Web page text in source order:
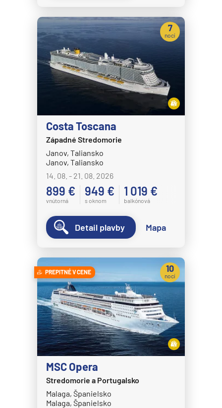
Costa Toscana
Západné Stredomorie
Janov, Taliansko
Janov, Taliansko
14. 08. - 21. 08. 2026
899 €
vnútorná
949 €
s oknom
1 019 €
balkónová
7
nocí
Detail plavby Mapa
PREPITNÉ V CENE
MSC Opera
Stredomorie a Portugalsko
Malaga, Španielsko
Malaga, Španielsko
10
nocí